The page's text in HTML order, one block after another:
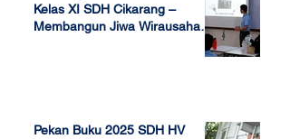
Kelas XI SDH Cikarang –
Membangun Jiwa Wirausaha
Pekan Buku 2025 SDH HV